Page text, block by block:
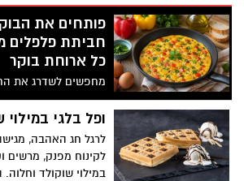
פותחים את
חביתת פלפלים
כל ארוחת בוקר
מחפשים לשדרג את
המתכון הזה משלב
תיבול טריים ותיבול
אוורירית, עשירה
ופל בלגי במילוי
לרגל חג האהבה,
לקינוח מפנק, מרשים
במילוי שוקולד